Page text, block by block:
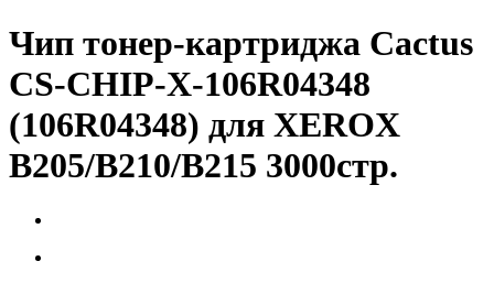
Чип тонер-картриджа Cactus
CS-CHIP-X-106R04348
(106R04348) для XEROX
B205/B210/B215 3000стр.